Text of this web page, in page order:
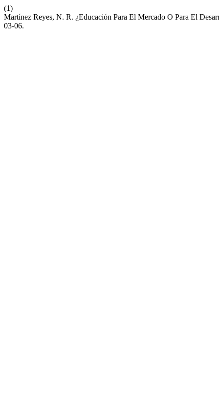
(1)
Martínez Reyes, N. R. ¿Educación Para El Mercado O Para El
03-06.